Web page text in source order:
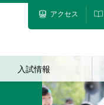
アクセス
入試情報